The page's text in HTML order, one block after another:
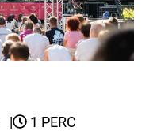
|
1 PERC